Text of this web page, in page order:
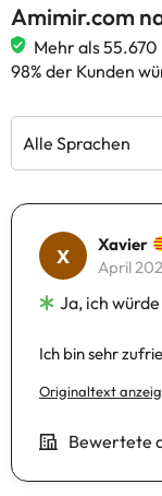
Amimir.com
Mehr als
98% der Kunden